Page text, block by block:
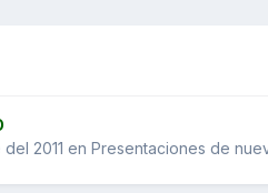
2011 en Presentaciones de